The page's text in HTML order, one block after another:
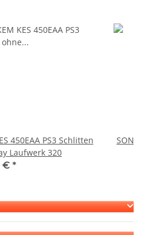
450EAA PS3 Schlitten
Laufwerk 320
€ *